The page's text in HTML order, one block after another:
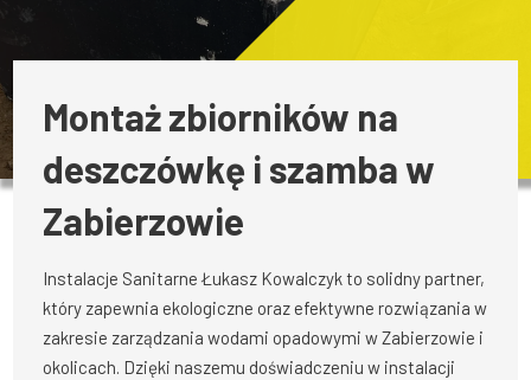
Montaż zbiorników na
deszczówkę i szamba w
Zabierzowie
Instalacje Sanitarne Łukasz Kowalczyk to solidny partner,
który zapewnia ekologiczne oraz efektywne rozwiązania w
zakresie zarządzania wodami opadowymi w Zabierzowie i
okolicach. Dzięki naszemu doświadczeniu w instalacji